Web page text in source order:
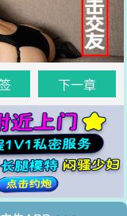
下一章